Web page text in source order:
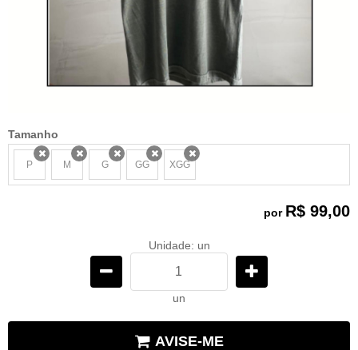
Tamanho
P M G GGx XGG
x
por R$ 99,00
Unidade: un
un
AVISE-ME